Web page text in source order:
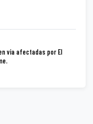
via afectadas por El